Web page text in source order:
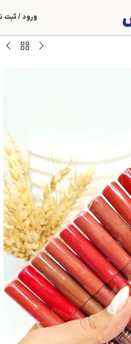
ورود / ثبت